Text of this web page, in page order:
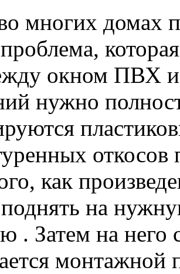
многих домах
проблема,
окном ПВХ
нужно
откосов
как
поднять на
. Затем на него
монтажной